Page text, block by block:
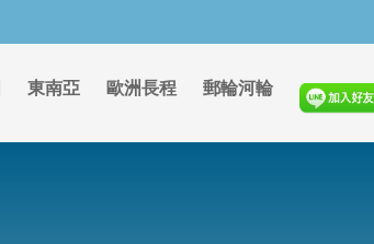
東南亞 歐洲長程 郵輪河輪